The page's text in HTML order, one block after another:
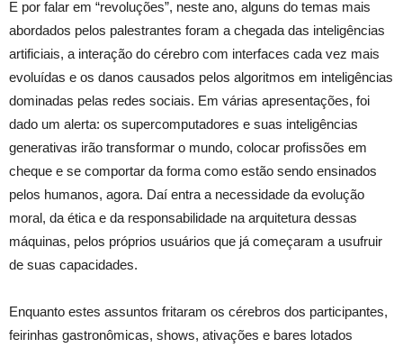
E por falar em “revoluções”, neste ano, alguns do temas mais
abordados pelos palestrantes foram a chegada das inteligências
artificiais, a interação do cérebro com interfaces cada vez mais
evoluídas e os danos causados pelos algoritmos em inteligências
dominadas pelas redes sociais. Em várias apresentações, foi
dado um alerta: os supercomputadores e suas inteligências
generativas irão transformar o mundo, colocar profissões em
cheque e se comportar da forma como estão sendo ensinados
pelos humanos, agora. Daí entra a necessidade da evolução
moral, da ética e da responsabilidade na arquitetura dessas
máquinas, pelos próprios usuários que já começaram a usufruir
de suas capacidades.
Enquanto estes assuntos fritaram os cérebros dos participantes,
feirinhas gastronômicas, shows, ativações e bares lotados